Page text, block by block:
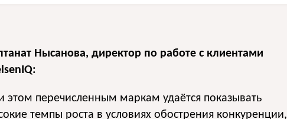
Нысанова, директор по работе с клиентами
этом перечисленным маркам удаётся показывать
темпы роста в условиях обострения конкуренции,